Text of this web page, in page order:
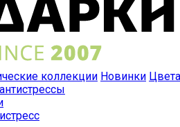
коллекции Новинки Цвета